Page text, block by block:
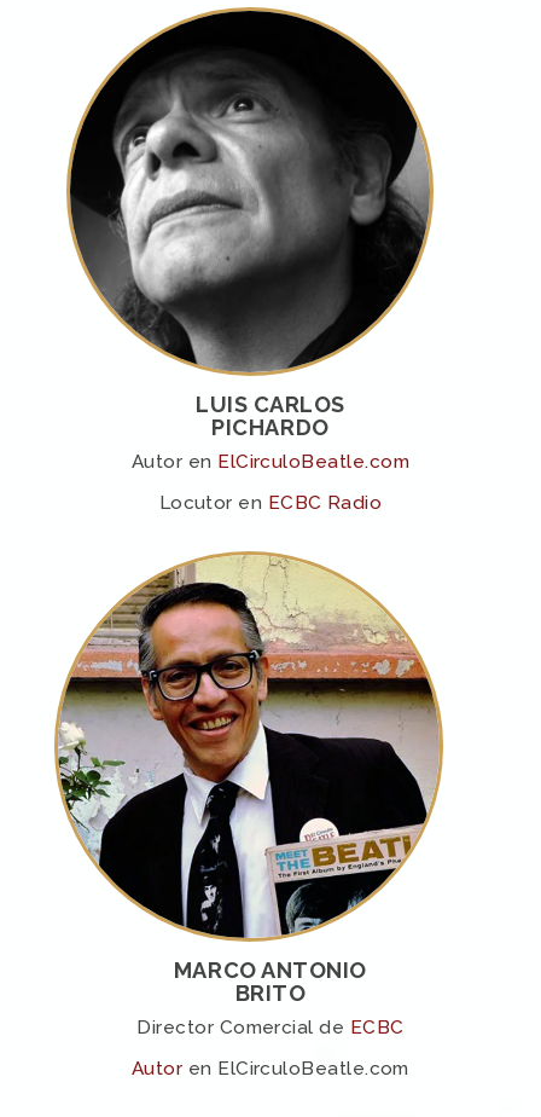
LUIS CARLOS
PICHARDO
Autor en ElCirculoBeatle.com
Locutor en ECBC Radio
MARCO ANTONIO
BRITO
Director Comercial de ECBC
Autor en ElCirculoBeatle.com